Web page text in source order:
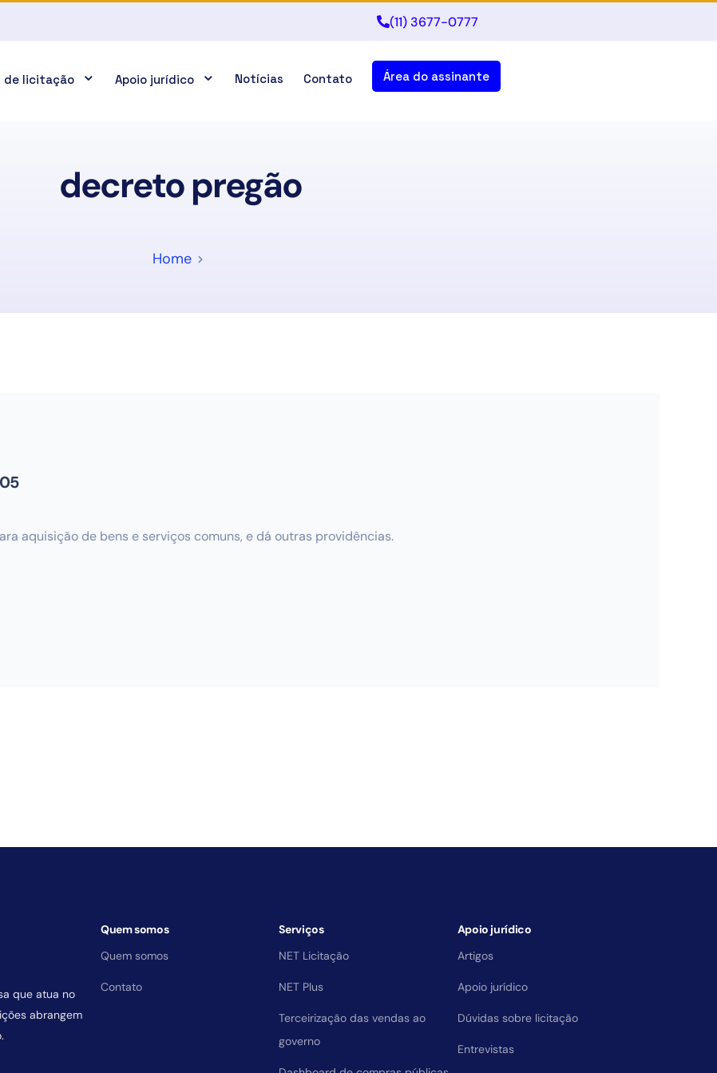
(11) 3677-0777
de licitação Apoio jurídico Notícias Contato Área do assinante
decreto pregão
Home
aquisição de bens e serviços comuns, e dá outras providências.
que atua no
abrangem
Quem somos
Quem somos
Contato
Serviços
NET Licitação
NET Plus
Terceirização das vendas ao
governo
Apoio jurídico
Artigos
Apoio jurídico
Dúvidas sobre licitação
Entrevistas